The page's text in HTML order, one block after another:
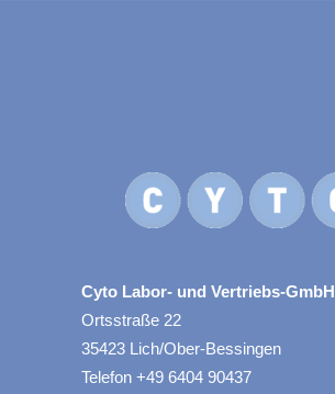
Cyto Labor- und Vertriebs-GmbH
Ortsstraße 22
35423 Lich/Ober-Bessingen
Telefon +49 6404 90437